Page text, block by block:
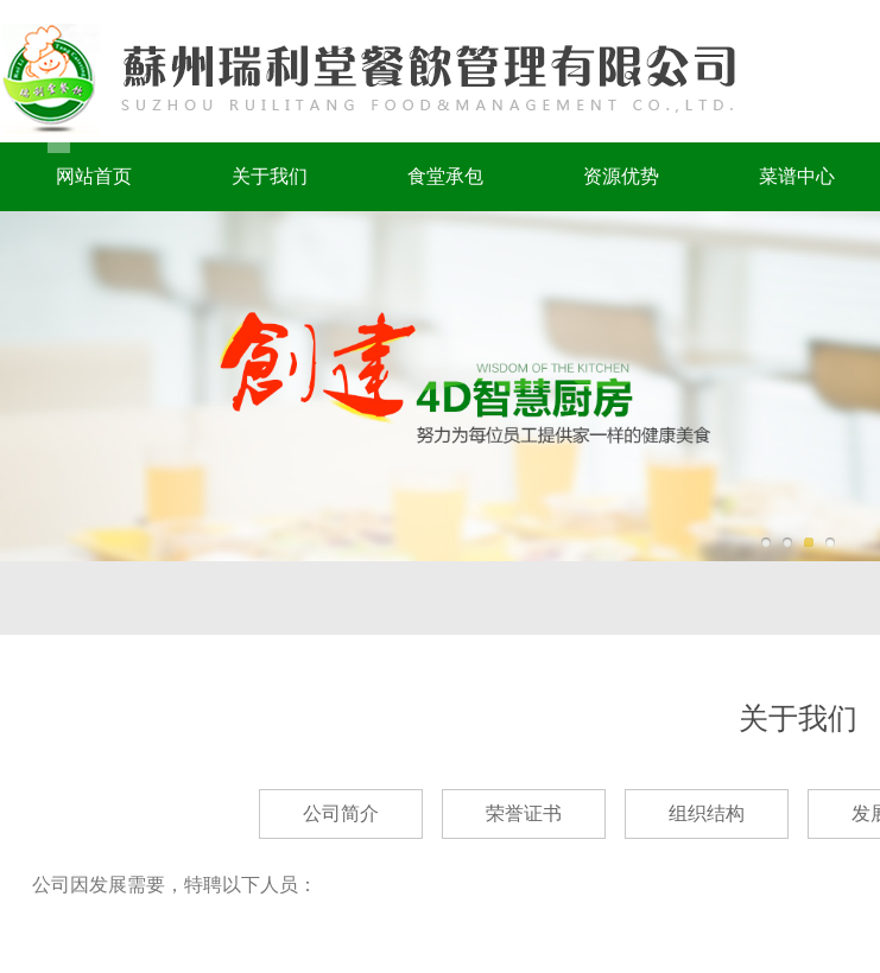
网站首页 关于我们 食堂承包 资源优势 菜谱中心
关于我们
公司简介 荣誉证书 组织结构 发
公司因发展需要，特聘以下人员：